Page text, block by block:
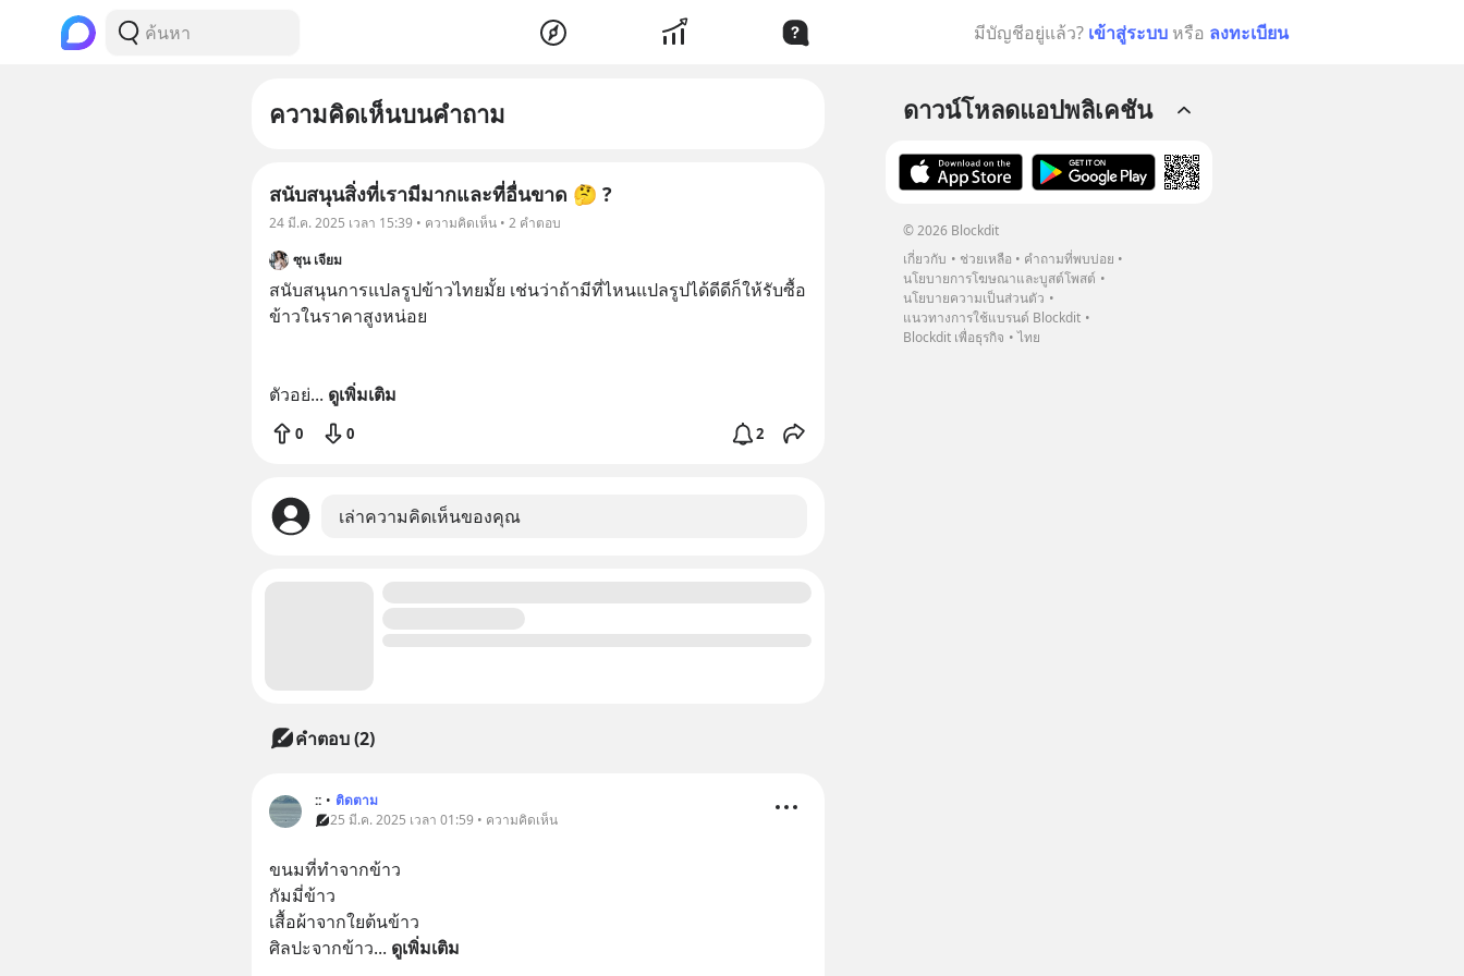
มีบัญชีอยู่แล้ว? เข้าสู่ระบบ หรือ ลงทะเบียน
ความคิดเห็นบนคำถาม
สนับสนุนสิ่งที่เรามีมากและที่อื่นขาด 🤔 ?
24 มี.ค. 2025 เวลา 15:39 • ความคิดเห็น • 2 คำตอบ
ซุน เจียม
สนับสนุนการแปลรูปข้าวไทยมั้ย เช่นว่าถ้ามีที่ไหนแปลรูปได้ดีดีก็ให้รับซื้อ
ข้าวในราคาสูงหน่อย
ตัวอย่... ดูเพิ่มเติม
0 0 2
เล่าความคิดเห็นของคุณ
คำตอบ (2)
:: • ติดตาม
25 มี.ค. 2025 เวลา 01:59 • ความคิดเห็น
ขนมที่ทำจากข้าว
กัมมี่ข้าว
เสื้อผ้าจากใยต้นข้าว
ศิลปะจากข้าว... ดูเพิ่มเติม
ดาวน์โหลดแอปพลิเคชัน
© 2026 Blockdit
เกี่ยวกับ
ช่วยเหลือ
คำถามที่พบบ่อย
นโยบายการโฆษณาและบูสต์โพสต์
นโยบายความเป็นส่วนตัว
แนวทางการใช้แบรนด์ Blockdit
Blockdit เพื่อธุรกิจ
ไทย